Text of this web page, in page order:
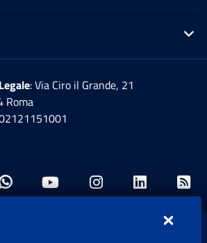
: Via Ciro il Grande, 21
Roma
una nuova finestra
Apre una nuova finestra
Whatsapp: Apre una nuova
Youtube: Apre una
Instagram: